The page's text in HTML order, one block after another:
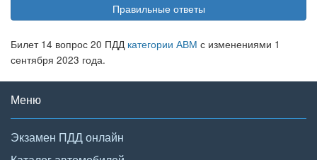
Правильные ответы
Билет 14 вопрос 20 ПДД категории АВМ с изменениями 1
сентября 2023 года.
Меню
Экзамен ПДД онлайн